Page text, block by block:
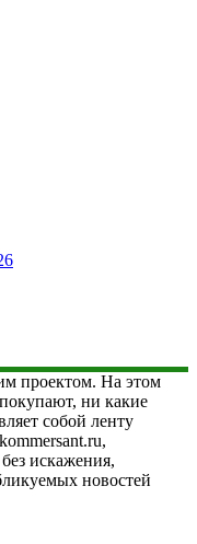
проектом. На этом
ни какие
собой ленту
искажения,
новостей